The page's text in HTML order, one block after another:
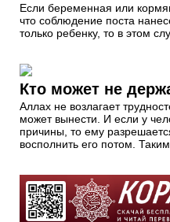
Если беременная или
что соблюдение поста
только ребенку, то в этом
Кто может не
Аллах не возлагает
может вынести. И если у
причины, то ему
восполнить его потом.